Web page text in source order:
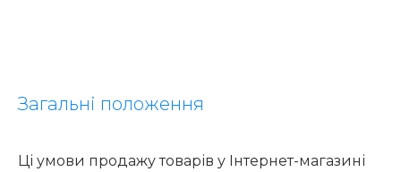
Загальні положення
Ці умови продажу товарів у Інтернет-магазині